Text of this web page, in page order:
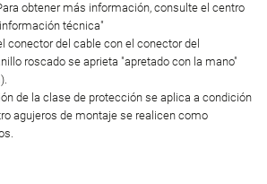
obtener más información, consulte el centro
técnica"
conector del cable con el conector del
roscado se aprieta "apretado con la mano"
de la clase de protección se aplica a condición
agujeros de montaje se realicen como